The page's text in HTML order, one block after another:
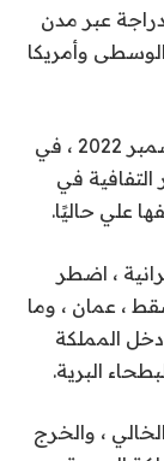
عبر مدن
الوسطى وأمريكا
ستنتهي رحلته الأخيرة ، التي بدأت في ديسمبر 2022 ، في
في
علي حاليًا.
، اضطر
، عمان ، وما
دخل المملكة
، والخرج